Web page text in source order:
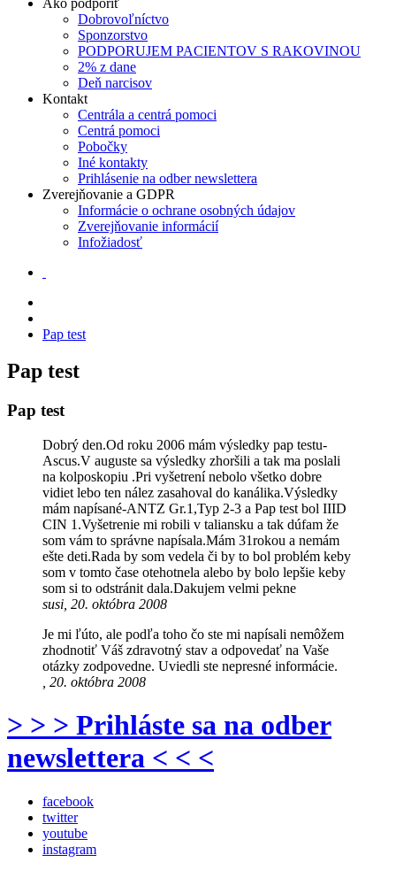
Dobrovoľníctvo
Sponzorstvo
PODPORUJEM PACIENTOV S RAKOVINOU
2% z dane
Deň narcisov
Kontakt
Centrála a centrá pomoci
Centrá pomoci
Pobočky
Iné kontakty
Prihlásenie na odber newslettera
Zverejňovanie a GDPR
Informácie o ochrane osobných údajov
Zverejňovanie informácií
Infožiadosť
Pap test
Pap test
Pap test
Dobrý den.Od roku 2006 mám výsledky pap testu-
Ascus.V auguste sa výsledky zhoršili a tak ma poslali
na kolposkopiu .Pri vyšetrení nebolo všetko dobre
vidiet lebo ten nález zasahoval do kanálika.Výsledky
mám napísané-ANTZ Gr.1,Typ 2-3 a Pap test bol IIID
CIN 1.Vyšetrenie mi robili v taliansku a tak dúfam že
som vám to správne napísala.Mám 31rokou a nemám
ešte deti.Rada by som vedela či by to bol problém keby
som v tomto čase otehotnela alebo by bolo lepšie keby
som si to odstránit dala.Dakujem velmi pekne
susi, 20. októbra 2008
Je mi ľúto, ale podľa toho čo ste mi napísali nemôžem
zhodnotiť Váš zdravotný stav a odpovedať na Vaše
otázky zodpovedne. Uviedli ste nepresné informácie.
, 20. októbra 2008
> > > Prihláste sa na odber
newslettera < < <
facebook
twitter
youtube
instagram